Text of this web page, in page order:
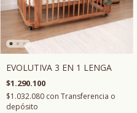
EVOLUTIVA 3 EN 1 LENGA
$1.290.100
$1.032.080 con Transferencia o
depósito